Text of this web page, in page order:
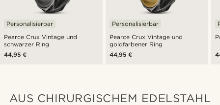
Pearce Crux Vintage und
schwarzer Ring
Personalisierbar
44,95 €
Pearce Crux Vintage und
goldfarbener Ring
Personalisierbar
44,95 €
AUS CHIRURGISCHEM EDELSTAHL